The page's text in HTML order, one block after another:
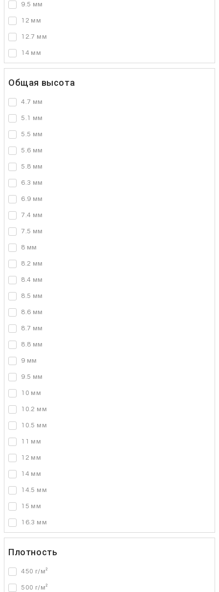
9.5 мм
12 мм
12.7 мм
14 мм
Общая высота
4.7 мм
5.1 мм
5.5 мм
5.6 мм
5.8 мм
6.3 мм
6.9 мм
7.4 мм
7.5 мм
8 мм
8.2 мм
8.4 мм
8.5 мм
8.6 мм
8.7 мм
8.8 мм
9 мм
9.5 мм
10 мм
10.2 мм
10.5 мм
11 мм
12 мм
14 мм
14.5 мм
15 мм
16.3 мм
Плотность
450 г/м²
500 г/м²